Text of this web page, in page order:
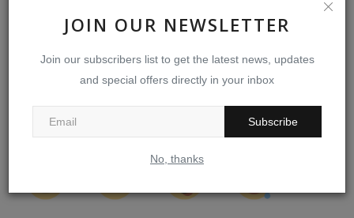
JOIN OUR NEWSLETTER
Join our subscribers list to get the latest news, updates
and special offers directly in your inbox
Subscribe
No, thanks
NEXT ARTICLE
இரண்டு இடைத்தேர்தல்கள் பா.ஜ.க-விற்கு ஓர் எச்சரிக்கை
WHAT'S YOUR REACTION?